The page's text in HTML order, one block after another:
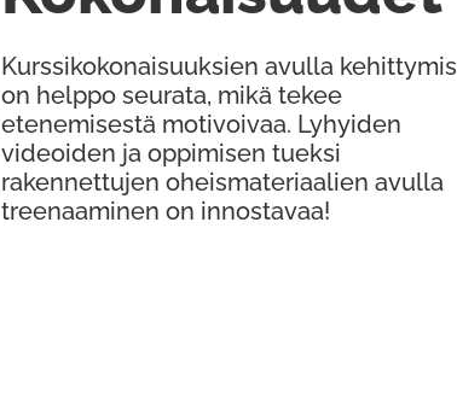
Kurssikokonaisuuksien avulla
on helppo seurata, mikä tekee
etenemisestä motivoivaa. Lyhyiden
videoiden ja oppimisen tueksi
rakennettujen oheismateriaalien avulla
treenaaminen on innostavaa!